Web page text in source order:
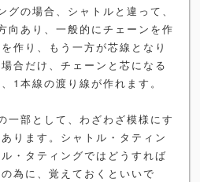
の場合、シャトルと違って、
向あり、一般的にチェーンを作
作り、もう一方が芯線となり
合だけ、チェーンと芯になる
1本線の渡り線が作れます。
部として、わざわざ模様にす
ります。シャトル・タティン
・タティングではどうすれば
為に、覚えておくといいで